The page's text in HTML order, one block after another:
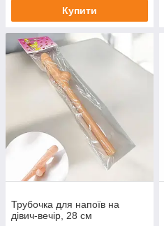
Купити
Трубочка для напоїв на
дівич-вечір, 28 см